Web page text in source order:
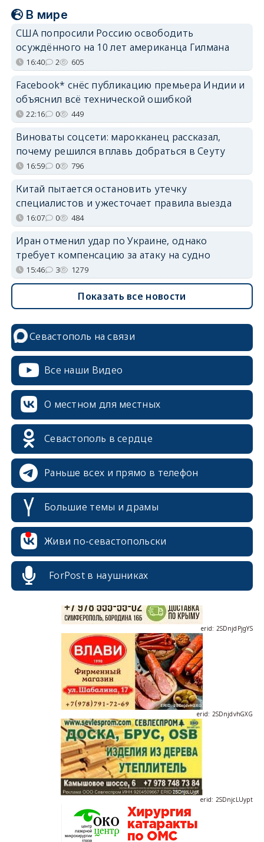
В мире
США попросили Россию освободить
осуждённого на 10 лет американца Гилмана
16:40 2 605
Facebook* снёс публикацию премьера Индии и
объяснил всё технической ошибкой
22:16 0 449
Виноваты соцсети: марокканец рассказал,
почему решился вплавь добраться в Сеуту
16:59 0 796
Китай пытается остановить утечку
специалистов и ужесточает правила выезда
16:07 0 484
Иран отменил удар по Украине, однако
требует компенсацию за атаку на судно
15:46 3 1279
Показать все новости
Севастополь на связи
Все наши Видео
О местном для местных
Севастополь в сердце
Раньше всех и прямо в телефон
Большие темы и драмы
Живи по-севастопольски
ForPost в наушниках
erid: 2SDnjcrDNw6
erid: 2SDnjdPjgYS
erid: 2SDnjdvhGXG
erid: 2SDnjcLUypt